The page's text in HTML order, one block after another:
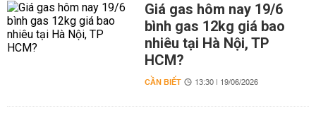
Giá gas hôm nay 19/6
bình gas 12kg giá bao
nhiêu tại Hà Nội, TP
HCM?
CẦN BIẾT 13:30 | 19/06/2026